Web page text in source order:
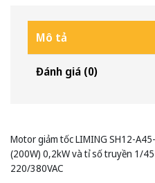
Mô tả
Đánh giá (0)
Motor giảm tốc LIMING SH12-
(200W) 0,2kW và tỉ số truyền 1/
220/380VAC